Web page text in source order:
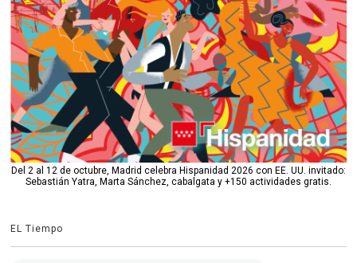
Del 2 al 12 de octubre, Madrid celebra Hispanidad 2026 con EE. UU. invitado:
Sebastián Yatra, Marta Sánchez, cabalgata y +150 actividades gratis.
EL Tiempo